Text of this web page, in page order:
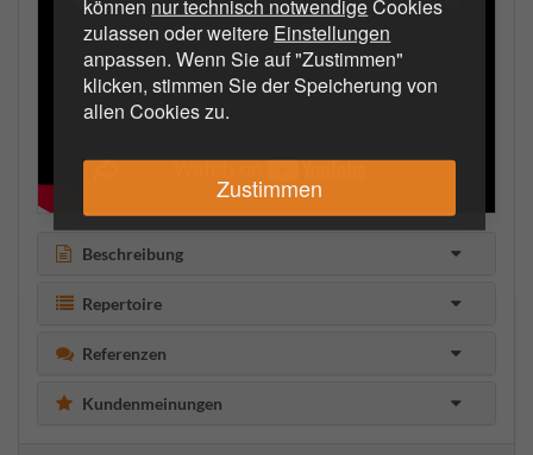
können nur technisch notwendigeCookies
zulassen oder weitere Einstellungen
anpassen. Wenn Sie auf "Zustimmen"
klicken, stimmen Sie der Speicherung von
allen Cookies zu.
Zustimmen
Beschreibung
Repertoire
Referenzen
Kundenmeinungen